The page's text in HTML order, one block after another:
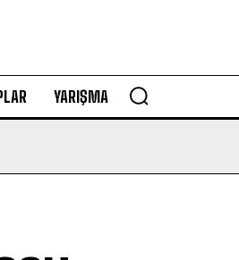
YARIŞMA